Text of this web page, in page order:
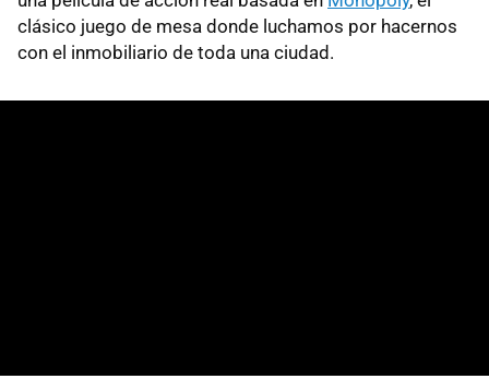
clásico juego de mesa donde luchamos por hacernos
con el inmobiliario de toda una ciudad.